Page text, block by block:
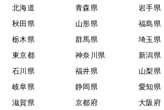
北海道 青森県 岩手県
秋田県
山形県 福島県
栃木県
群馬県 埼玉県
東京都
神奈川県 新潟県
石川県
福井県 山梨県
岐阜県
静岡県 愛知県
滋賀県
京都府 大阪府